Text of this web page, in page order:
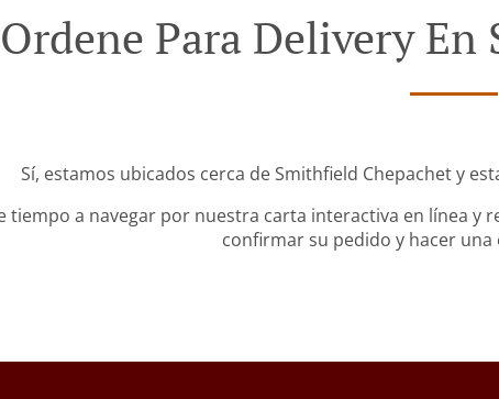
Ordene Para Delivery
Sí, estamos ubicados cerca de Smithfield Chepachet y
tiempo a navegar por nuestra carta interactiva en línea y
confirmar su pedido y hacer